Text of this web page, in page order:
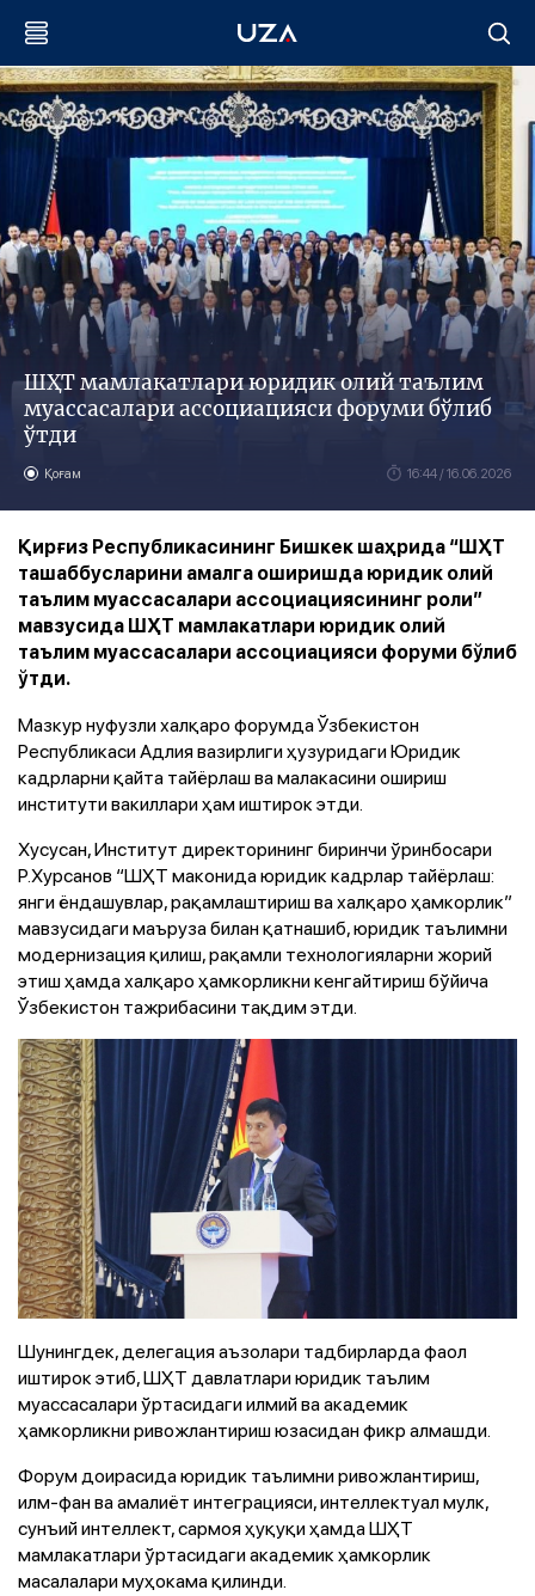
ШҲТ мамлакатлари юридик олий таълим
муассасалари ассоциацияси форуми бўлиб
ўтди
Қоғам 16:44 / 16.06.2026
Қирғиз Республикасининг Бишкек шаҳрида “ШҲТ
ташаббусларини амалга оширишда юридик олий
таълим муассасалари ассоциациясининг роли”
мавзусида ШҲТ мамлакатлари юридик олий
таълим муассасалари ассоциацияси форуми бўлиб
ўтди.
Мазкур нуфузли халқаро форумда Ўзбекистон
Республикаси Адлия вазирлиги ҳузуридаги Юридик
кадрларни қайта тайёрлаш ва малакасини ошириш
институти вакиллари ҳам иштирок этди.
Хусусан, Институт директорининг биринчи ўринбосари
Р.Хурсанов “ШҲТ маконида юридик кадрлар тайёрлаш:
янги ёндашувлар, рақамлаштириш ва халқаро ҳамкорлик”
мавзусидаги маъруза билан қатнашиб, юридик таълимни
модернизация қилиш, рақамли технологияларни жорий
этиш ҳамда халқаро ҳамкорликни кенгайтириш бўйича
Ўзбекистон тажрибасини тақдим этди.
Шунингдек, делегация аъзолари тадбирларда фаол
иштирок этиб, ШҲТ давлатлари юридик таълим
муассасалари ўртасидаги илмий ва академик
ҳамкорликни ривожлантириш юзасидан фикр алмашди.
Форум доирасида юридик таълимни ривожлантириш,
илм-фан ва амалиёт интеграцияси, интеллектуал мулк,
сунъий интеллект, сармоя ҳуқуқи ҳамда ШҲТ
мамлакатлари ўртасидаги академик ҳамкорлик
масалалари муҳокама қилинди.